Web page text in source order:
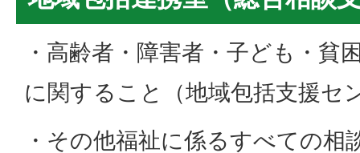
・高齢者・障害者・子ども・貧
に関すること（地域包括支援セ
・その他福祉に係るすべての相